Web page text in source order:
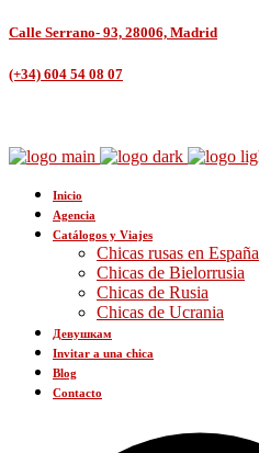
Calle Serrano- 93, 28006, Madrid
(+34) 604 54 08 07
Inicio
Agencia
Catálogos y Viajes
Chicas rusas en España
Chicas de Bielorrusia
Chicas de Rusia
Chicas de Ucrania
Девушкам
Invitar a una chica
Blog
Contacto